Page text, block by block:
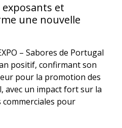
exposants et
une nouvelle
– Sabores de Portugal
positif, confirmant son
pour la promotion des
avec un impact fort sur la
pour